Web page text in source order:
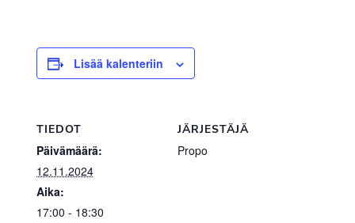
Lisää kalenteriin
TIEDOT
Päivämäärä:
12.11.2024
Aika:
17:00 - 18:30
JÄRJESTÄJÄ
Propo